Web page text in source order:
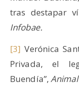
tras destapar
Infobae.
[3] Verónica
Privada, el
Buendía”,